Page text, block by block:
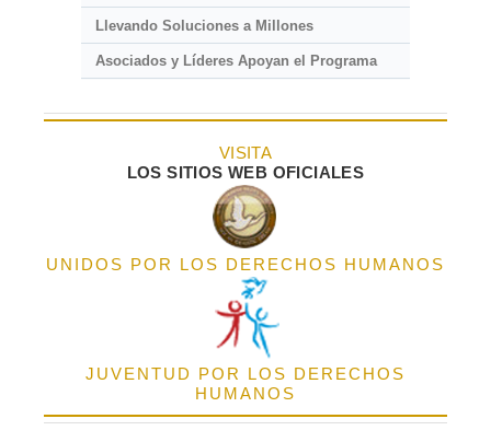
Llevando Soluciones a Millones
Asociados y Líderes Apoyan el Programa
VISITA
LOS SITIOS WEB OFICIALES
UNIDOS POR LOS DERECHOS HUMANOS
JUVENTUD POR LOS DERECHOS
HUMANOS